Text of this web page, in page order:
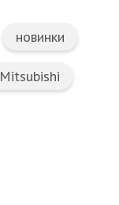
новинки
Mitsubishi